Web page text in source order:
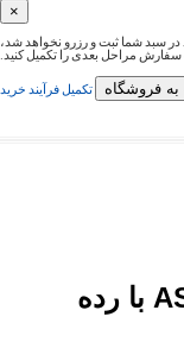
×
در سبد شما ثبت و رزرو نخواهد شد،
سفارش مراحل بعدی را تکمیل کنید.
فروشگاه تکمیل فرآیند خرید
لپ تاپ ایسوس ASUS Laptop با رده